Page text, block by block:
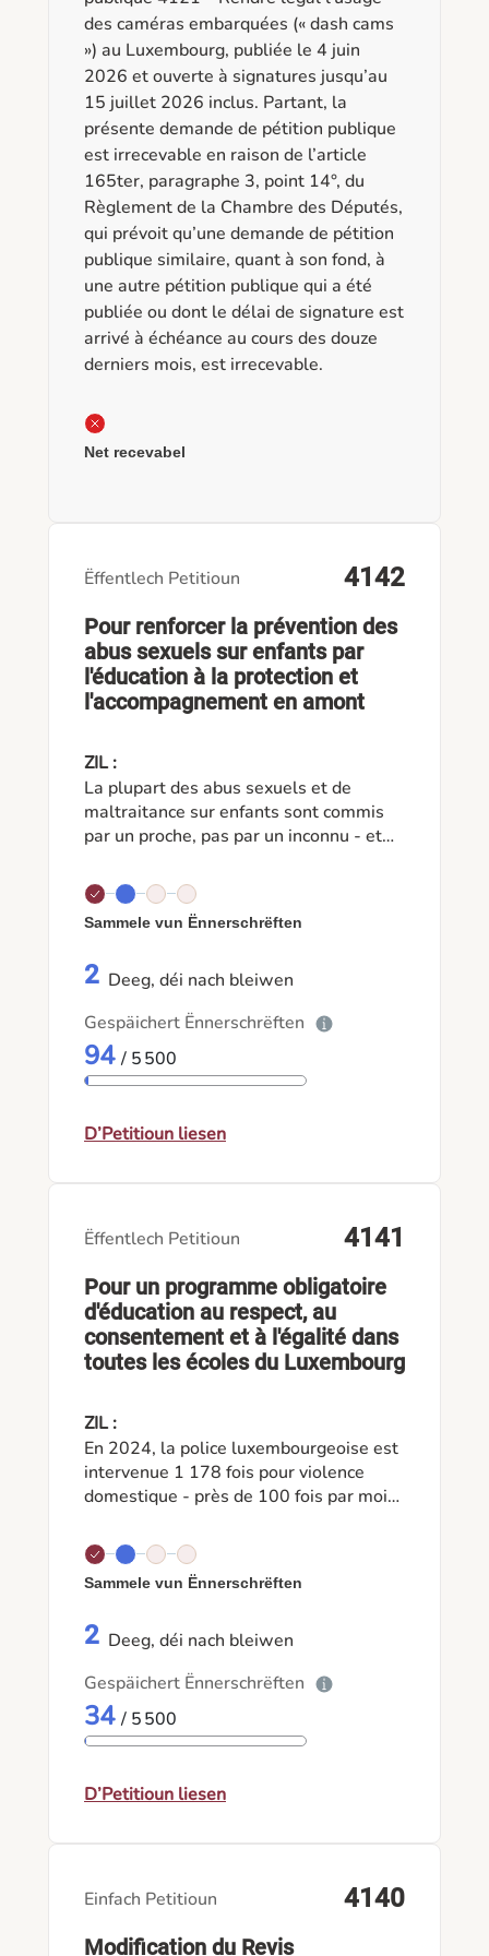
des caméras embarquées (« dash cams
») au Luxembourg, publiée le 4 juin
2026 et ouverte à signatures jusqu’au
15 juillet 2026 inclus. Partant, la
présente demande de pétition publique
est irrecevable en raison de l’article
165ter, paragraphe 3, point 14°, du
Règlement de la Chambre des Députés,
qui prévoit qu’une demande de pétition
publique similaire, quant à son fond, à
une autre pétition publique qui a été
publiée ou dont le délai de signature est
arrivé à échéance au cours des douze
derniers mois, est irrecevable.
Net recevabel
Pour renforcer la prévention des
abus sexuels sur enfants par
l'éducation à la protection et
l'accompagnement en amont
Ëffentlech Petitioun 4142
ZIL :
La plupart des abus sexuels et de
maltraitance sur enfants sont commis
par un proche, pas par un inconnu - et
Luxembourg a durci les peines, mais
celles-ci interviennent après le drame.
Cette pétition demande d'agir avant :
et à qui se confier, former les adultes à
à risque avant tout passage à l'acte.
Sammele vun Ënnerschrëften
2 Deeg, déi nach bleiwen
Gespäichert Ënnerschrëften
94 / 5 500
D’Petitioun liesen
Pour un programme obligatoire
d'éducation au respect, au
consentement et à l'égalité dans
toutes les écoles du Luxembourg
Ëffentlech Petitioun 4141
ZIL :
En 2024, la police luxembourgeoise est
intervenue 1 178 fois pour violence
domestique - près de 100 fois par mois,
81 % des victimes sont des femmes. On
agit beaucoup après les faits, presque
rien avant. Cette pétition demande un
fondamental, sur le respect, l'égalité et
racine.
Sammele vun Ënnerschrëften
2 Deeg, déi nach bleiwen
Gespäichert Ënnerschrëften
34 / 5 500
D’Petitioun liesen
Modification du Revis
Einfach Petitioun 4140